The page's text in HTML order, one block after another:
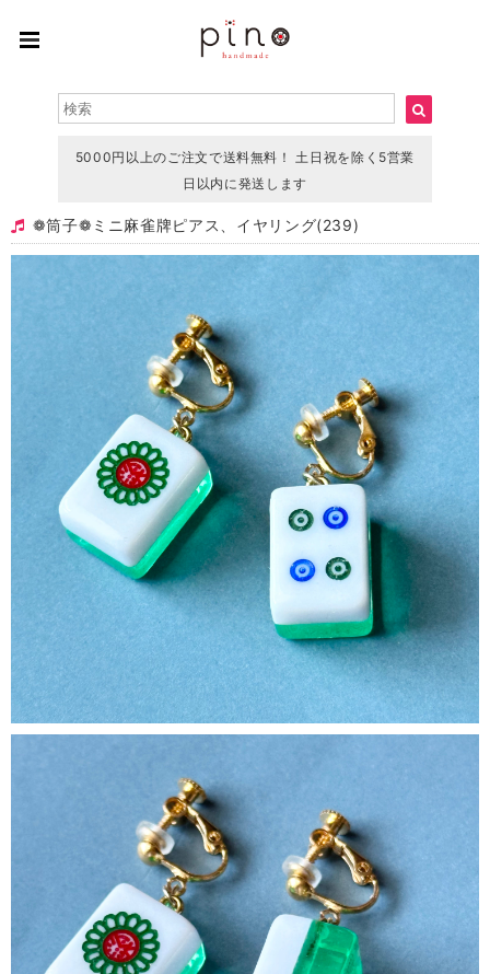
5000円以上のご注文で送料無料！ 土日祝を除く5営業
日以内に発送します
❁筒子❁ミニ 麻雀牌ピアス、イヤリング(239)